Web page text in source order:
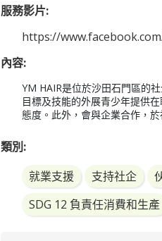
服務影片:
https://
內容:
YM HAIR是位於沙田石門區的
目標及技能的外展青少年提供
態度。此外，會與企業合作，
類別:
就業支援
支持社企
SDG 12 負責任消費和生產